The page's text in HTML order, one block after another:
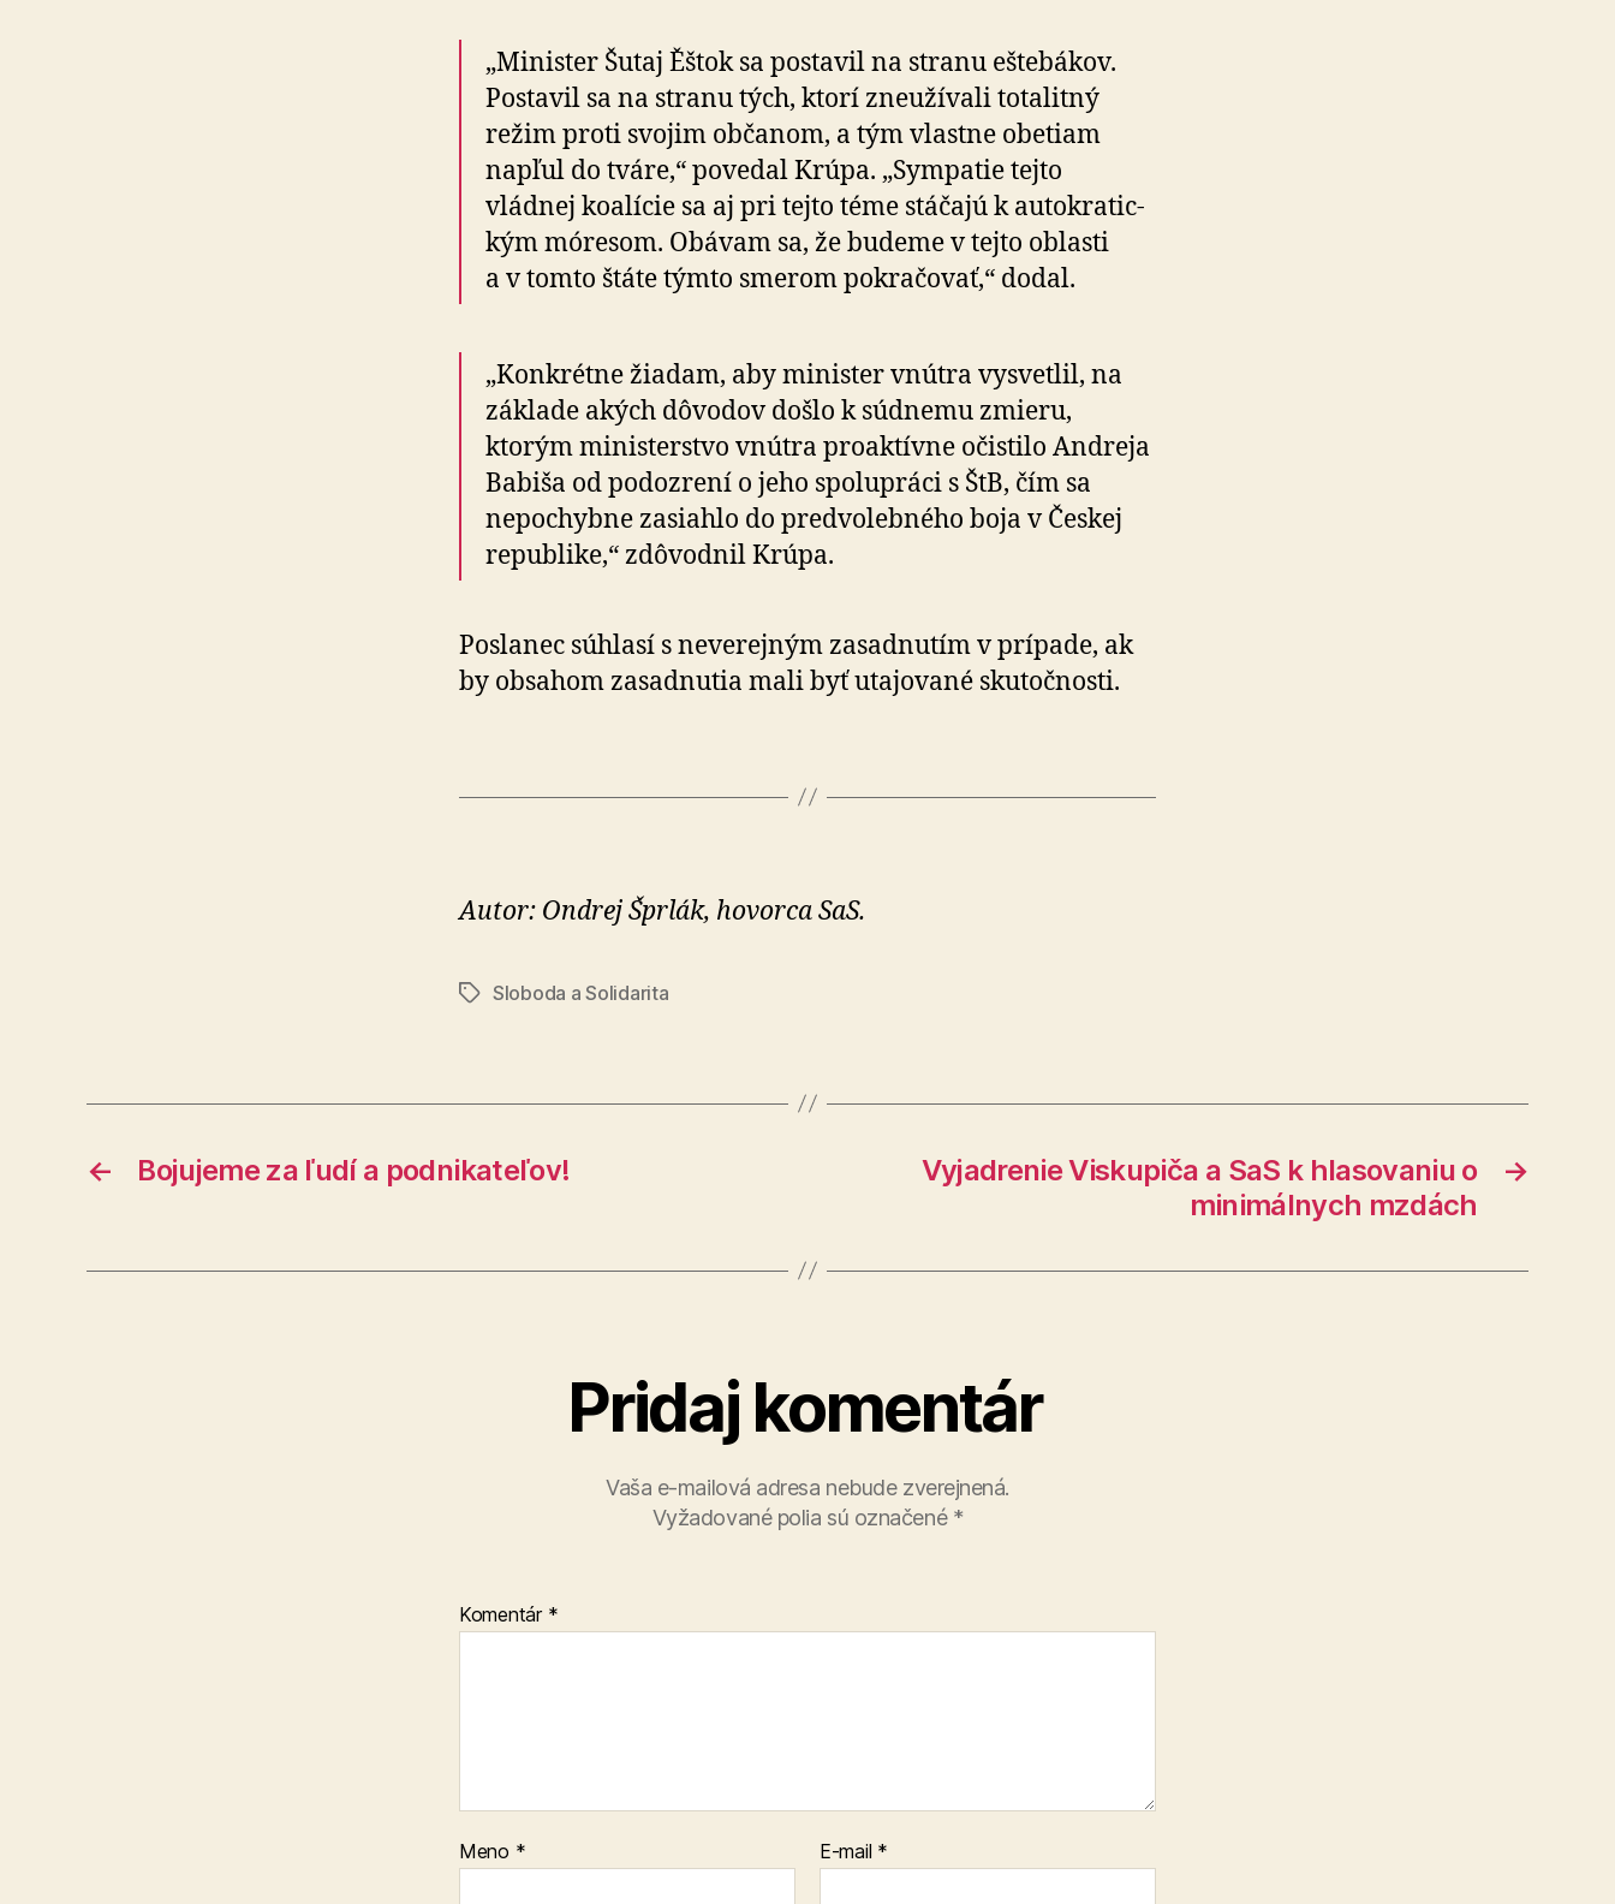
„Minister Šutaj Ěštok sa postavil na stranu eštebákov.
Postavil sa na stranu tých, ktorí zneužívali totalitný
režim proti svojim občanom, a tým vlastne obetiam
napľul do tváre,“ povedal Krúpa. „Sympatie tejto
vládnej koalície sa aj pri tejto téme stáčajú k au­to­kra­tic­
kým móresom. Obávam sa, že budeme v tejto oblasti
a v tomto štáte týmto smerom pokračovať,“ dodal.
„Konkrétne žiadam, aby minister vnútra vysvetlil, na
základe akých dôvodov došlo k súdnemu zmieru,
ktorým ministerstvo vnútra pro­aktívne očistilo Andreja
Babiša od podozrení o jeho spolupráci s ŠtB, čím sa
nepochybne zasiahlo do pred­vo­leb­ného boja v Českej
republike,“ zdôvodnil Krúpa.
Poslanec súhlasí s neverejným zasadnutím v prí­pa­de, ak
by ob­sa­hom za­sad­nu­tia mali byť uta­jo­va­né sku­toč­nosti.
Autor: Ondrej Šprlák, hovorca SaS.
ZnačkySloboda a Solidarita
← Bojujeme za ľudí a podnikateľov! →
Vyjadrenie Viskupiča a SaS k hlasovaniu o
minimálnych mzdách
Pridaj komentár
Vaša e-mailová adresa nebude zverejnená.
Vyžadované polia sú označené *
Komentár *
Meno * E-mail *